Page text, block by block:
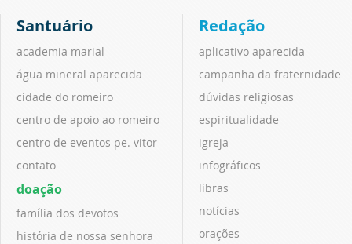
Santuário
academia marial
água mineral aparecida
cidade do romeiro
centro de apoio ao romeiro
centro de eventos pe. vitor
contato
doação
família dos devotos
história de nossa senhora
Redação
aplicativo aparecida
campanha da fraternidade
dúvidas religiosas
espiritualidade
igreja
infográficos
libras
notícias
orações